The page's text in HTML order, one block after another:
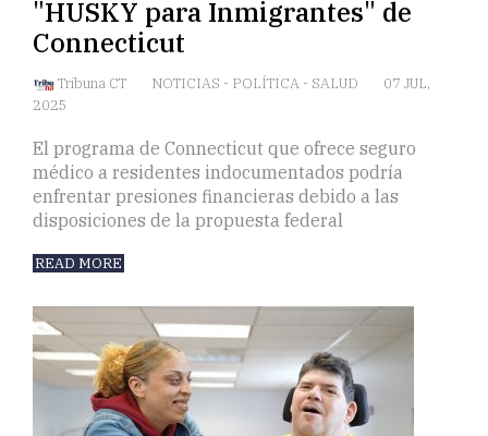
"HUSKY para Inmigrantes" de
Connecticut
Tribuna CT NOTICIAS - POLÍTICA - SALUD
07 JUL,
2025
El programa de Connecticut que ofrece seguro
médico a residentes indocumentados podría
enfrentar presiones financieras debido a las
disposiciones de la propuesta federal
READ MORE